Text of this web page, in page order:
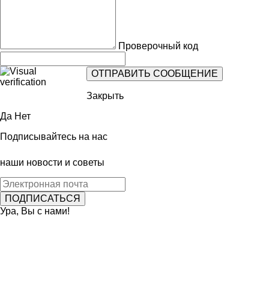
Проверочный код
Закрыть
Да Нет
Подписывайтесь на нас
наши новости и советы
Ура, Вы с нами!